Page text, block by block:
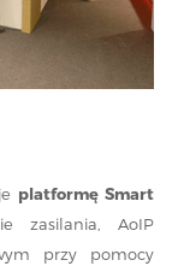
platformę Smart
zasilania, AoIP
przy pomocy